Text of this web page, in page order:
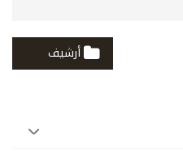
أرشيف